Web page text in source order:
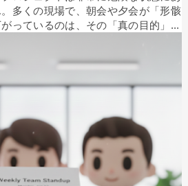
多くの現場で、朝会や夕会が「形骸
っているのは、その「真の目的」...